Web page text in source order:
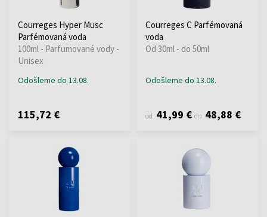
Courreges Hyper Musc
Parfémovaná voda
100ml - Parfumované vody -
Unisex
Odošleme do 13.08.
115,72 €
Courreges C Parfémovaná
voda
Od 30ml - do 50ml
Odošleme do 13.08.
od 41,99 € do 48,88 €